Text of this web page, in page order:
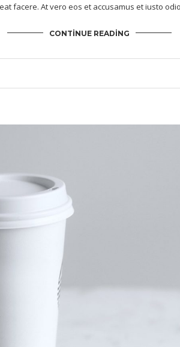
facere. At vero eos et accusamus et iusto
CONTINUE READING